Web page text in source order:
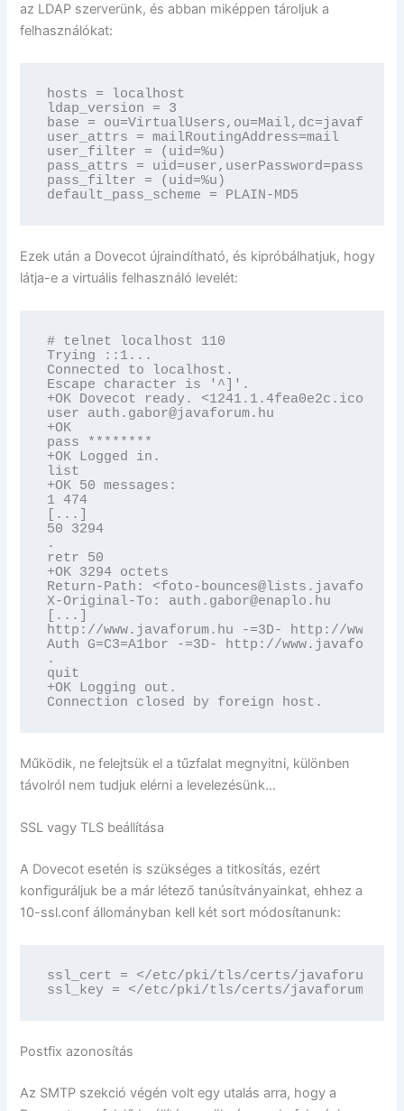
az LDAP szerverünk, és abban miképpen tároljuk a
felhasználókat:
hosts = localhost
ldap_version = 3
base =
user_attrs = mailRoutingAddress=mail
user_filter = (uid=%u)
pass_attrs = uid=user,userPassword=password
pass_filter = (uid=%u)
default_pass_scheme = PLAIN-MD5
Ezek után a Dovecot újraindítható, és kipróbálhatjuk, hogy
látja-e a virtuális felhasználó levelét:
# telnet localhost 110
Trying ::1...
Connected to localhost.
Escape character is '^]'.
+OK Dovecot ready. <1241.1.4fea0e2c.icoQE/
user auth.gabor@javaforum.hu
+OK
pass ********
+OK Logged in.
list
+OK 50 messages:
1 474
[...]
50 3294
.
retr 50
+OK 3294 octets
Return-Path: <foto-
X-Original-To: auth.gabor@enaplo.hu
[...]
http://www.javaforum.hu -=3D- http://
Auth G=C3=A1bor -=3D- http://
.
quit
+OK Logging out.
Connection closed by foreign host.
Működik, ne felejtsük el a tűzfalat megnyitni, különben
távolról nem tudjuk elérni a levelezésünk…
SSL vagy TLS beállítása
A Dovecot esetén is szükséges a titkosítás, ezért
konfiguráljuk be a már létező tanúsítványainkat, ehhez a
10-ssl.conf állományban kell két sort módosítanunk:
ssl_cert = </etc/pki/tls/certs/javaforum.pem
ssl_key = </etc/pki/tls/certs/javaforum.key
Postfix azonosítás
Az SMTP szekció végén volt egy utalás arra, hogy a